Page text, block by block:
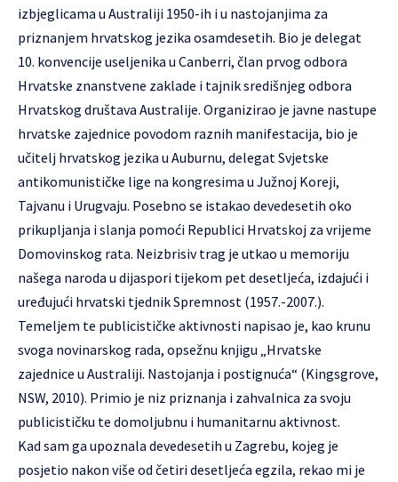
izbjeglicama u Australiji 1950-ih i u nastojanjima za
priznanjem hrvatskog jezika osamdesetih. Bio je delegat
10. konvencije useljenika u Canberri, član prvog odbora
Hrvatske znanstvene zaklade i tajnik središnjeg odbora
Hrvatskog društava Australije. Organizirao je javne nastupe
hrvatske zajednice povodom raznih manifestacija, bio je
učitelj hrvatskog jezika u Auburnu, delegat Svjetske
antikomunističke lige na kongresima u Južnoj Koreji,
Tajvanu i Urugvaju. Posebno se istakao devedesetih oko
prikupljanja i slanja pomoći Republici Hrvatskoj za vrijeme
Domovinskog rata. Neizbrisiv trag je utkao u memoriju
našega naroda u dijaspori tijekom pet desetljeća, izdajući i
uređujući hrvatski tjednik Spremnost (1957.-2007.).
Temeljem te publicističke aktivnosti napisao je, kao krunu
svoga novinarskog rada, opsežnu knjigu „Hrvatske
zajednice u Australiji. Nastojanja i postignuća“ (Kingsgrove,
NSW, 2010). Primio je niz priznanja i zahvalnica za svoju
publicističku te domoljubnu i humanitarnu aktivnost.
Kad sam ga upoznala devedesetih u Zagrebu, kojeg je
posjetio nakon više od četiri desetljeća egzila, rekao mi je